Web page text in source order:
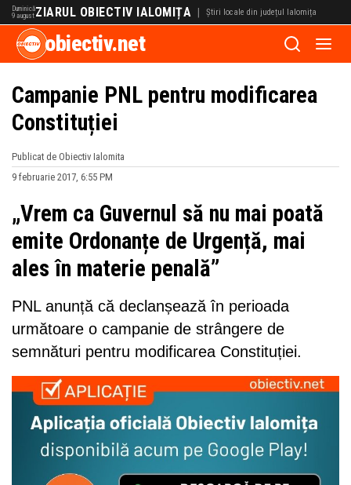
Duminică
9 august ZIARUL OBIECTIV IALOMIȚA | Știri locale din județul Ialomița
obiectiv.net
Campanie PNL pentru modificarea
Constituției
Publicat de Obiectiv Ialomita
9 februarie 2017, 6:55 PM
„Vrem ca Guvernul să nu mai poată
emite Ordonanțe de Urgență, mai
ales în materie penală”
PNL anunță că declanșează în perioada
următoare o campanie de strângere de
semnături pentru modificarea Constituției.